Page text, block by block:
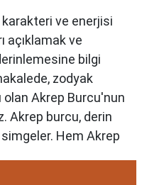
ve enerjisi
açıklamak ve
bilgi
zodyak
olan Akrep Burcu'nun
Akrep burcu, derin
Hem Akrep
hangi aylar